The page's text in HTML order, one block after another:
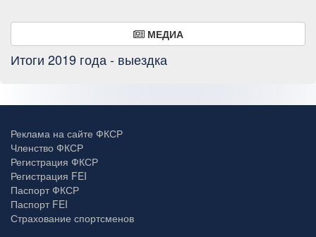
МЕДИА
Итоги 2019 года - выездка
Реклама на сайте ФКСР
Членство ФКСР
Регистрация ФКСР
Регистрация FEI
Паспорт ФКСР
Паспорт FEI
Страхование спортсменов